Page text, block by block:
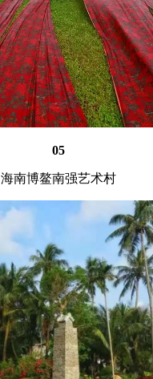
05
海南博鳌南强艺术村